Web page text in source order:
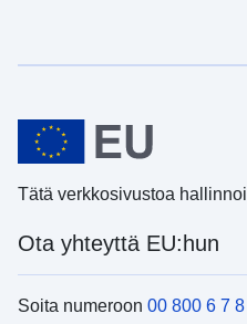
Tätä verkkosivustoa hallinnoi
Ota yhteyttä EU:hun
Soita numeroon 00 800 6 7